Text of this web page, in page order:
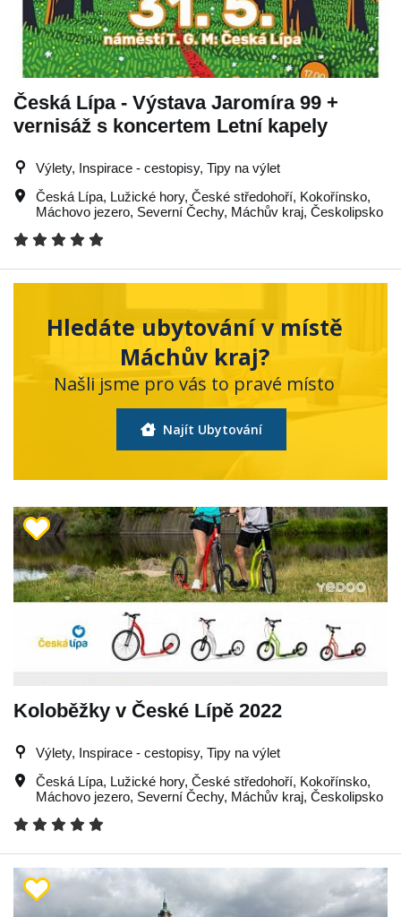
Česká Lípa - Výstava Jaromíra 99 +
vernisáž s koncertem Letní kapely
Výlety, Inspirace - cestopisy, Tipy na výlet
Česká Lípa, Lužické hory, České středohoří, Kokořínsko,
Máchovo jezero, Severní Čechy, Máchův kraj, Českolipsko
Hledáte ubytování v místě
Máchův kraj?
Našli jsme pro vás to pravé místo
Najít Ubytování
Koloběžky v České Lípě 2022
Výlety, Inspirace - cestopisy, Tipy na výlet
Česká Lípa, Lužické hory, České středohoří, Kokořínsko,
Máchovo jezero, Severní Čechy, Máchův kraj, Českolipsko